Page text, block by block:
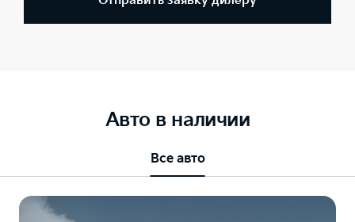
Авто в наличии
Все авто